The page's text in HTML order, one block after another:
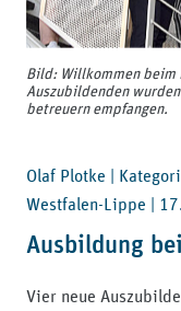
Bild: Willkommen beim
Auszubildenden
betreuern empfangen.
Olaf Plotke |
Westfalen-Lippe |
Ausbildung
Vier neue